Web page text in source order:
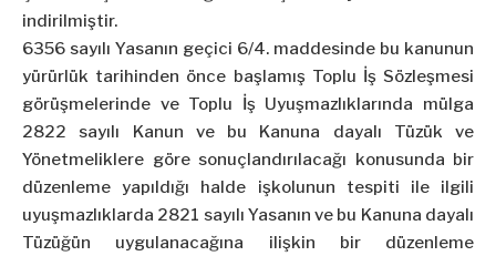
indirilmiştir.
6356 sayılı Yasanın geçici 6/4. maddesinde bu kanunun
yürürlük tarihinden önce başlamış Toplu İş Sözleşmesi
görüşmelerinde ve Toplu İş Uyuşmazlıklarında mülga
2822 sayılı Kanun ve bu Kanuna dayalı Tüzük ve
Yönetmeliklere göre sonuçlandırılacağı konusunda bir
düzenleme yapıldığı halde işkolunun tespiti ile ilgili
uyuşmazlıklarda 2821 sayılı Yasanın ve bu Kanuna dayalı
Tüzüğün uygulanacağına ilişkin bir düzenleme